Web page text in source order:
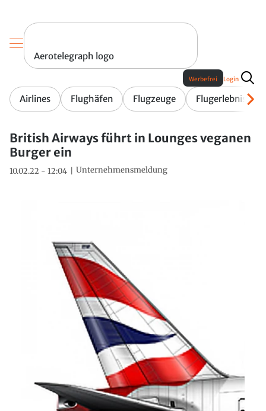
Aerotelegraph logo
Airlines Flughäfen Flugzeuge Flugerlebnis
Werbefrei Login
British Airways führt in Lounges veganen
Burger ein
10.02.22 - 12:04 Unternehmensmeldung